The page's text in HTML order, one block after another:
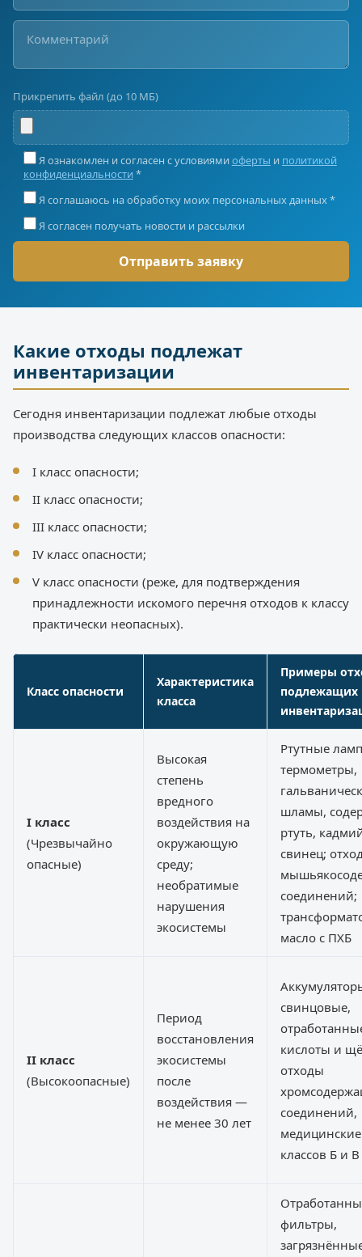
Прикрепить файл (до 10 МБ)
Я ознакомлен и согласен с условиями оферты и политикой
конфиденциальности *
Я соглашаюсь на обработку моих персональных данных *
Я согласен получать новости и рассылки
Какие отходы подлежат
инвентаризации
Сегодня инвентаризации подлежат любые отходы
производства следующих классов опасности:
I класс опасности;
II класс опасности;
III класс опасности;
IV класс опасности;
V класс опасности (реже, для подтверждения
принадлежности искомого перечня отходов к классу
практически неопасных).
Класс опасности
Характеристика
класса
Примеры
подлежащих
I класс
(Чрезвычайно
опасные)
Высокая
степень
вредного
воздействия на
окружающую
среду;
необратимые
нарушения
экосистемы
Ртутные
термометры,
шламы,
ртуть,
свинец;
соединений;
масло с ПХБ
II класс
(Высокоопасные)
Период
восстановления
экосистемы
после
воздействия —
не менее 30 лет
свинцовые,
кислоты и
отходы
соединений,
классов Б и В
фильтры,